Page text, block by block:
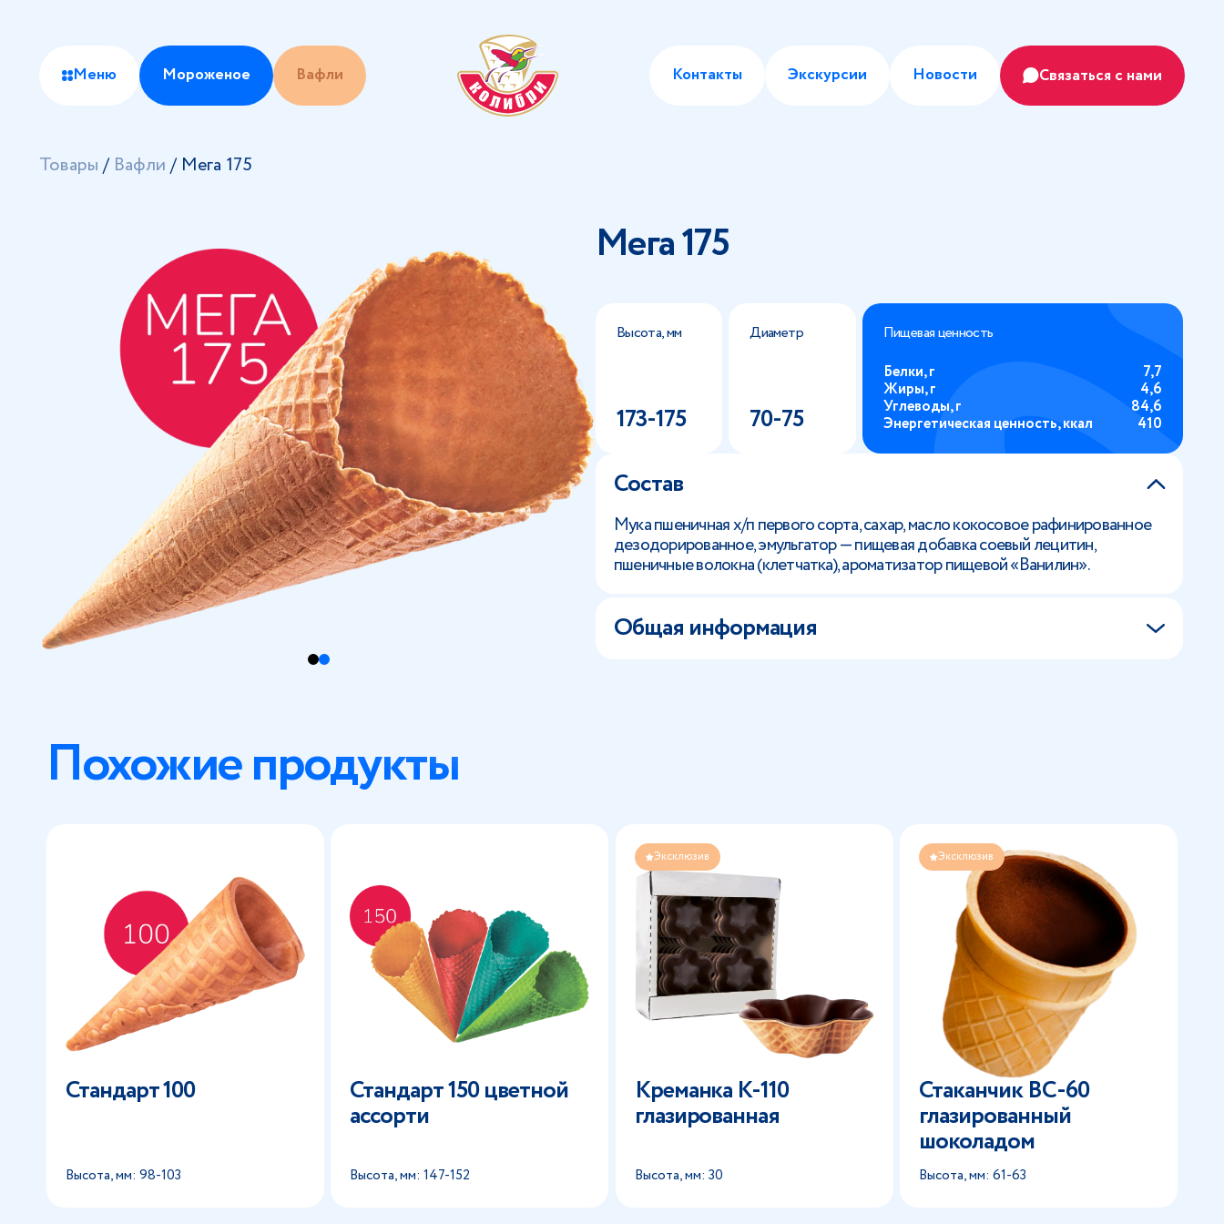
Меню Мороженое Вафли Контакты Экскурсии Новости Связаться с нами
Товары/ Вафли/ Мега 175
Мега 175
Высота, мм
173-175
Диаметр
70-75
Пищевая ценность
Белки, г
7,7
Жиры, г
4,6
Углеводы, г
84,6
Энергетическая ценность, ккал
410
Состав
Мука пшеничная х/п первого сорта, сахар, масло кокосовое рафинированное
дезодорированное, эмульгатор — пищевая добавка соевый лецитин,
пшеничные волокна (клетчатка), ароматизатор пищевой «Ванилин».
Общая информация
Похожие продукты
Стандарт 100
Высота, мм: 98-103
Стандарт 150 цветной
ассорти
Высота, мм: 147-152
Эксклюзив
Креманка К-110
глазированная
Высота, мм: 30
Эксклюзив
Стаканчик BC-60
глазированный
шоколадом
Высота, мм: 61-63